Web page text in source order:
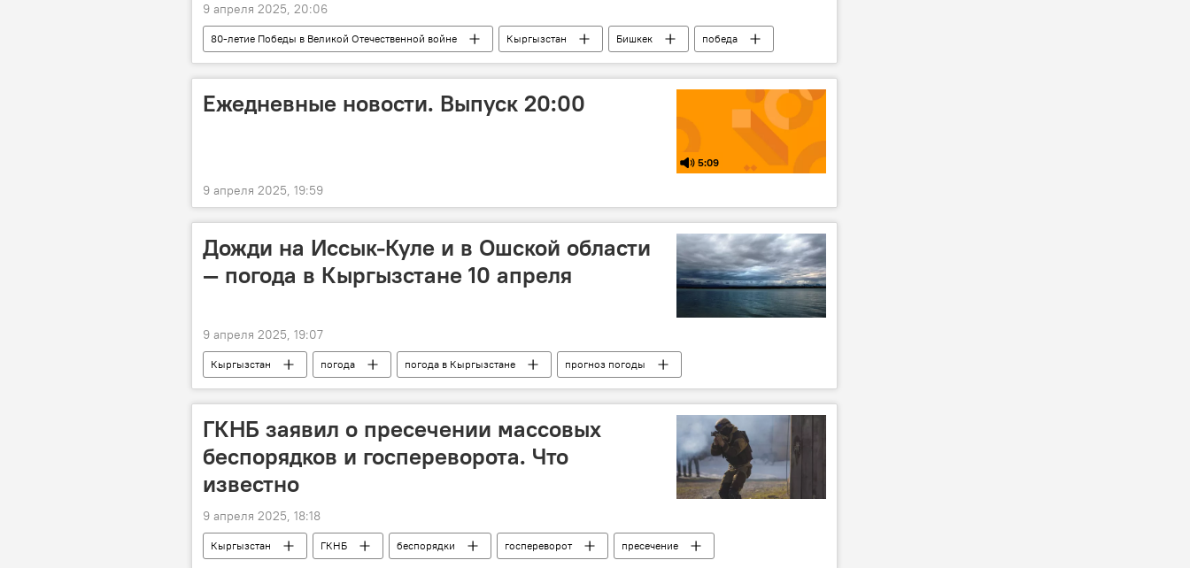
9 апреля 2025, 20:06
80-летие Победы в Великой Отечественной войне Кыргызстан Бишкек
победа
Великая Отечественная война
память Сергей Вакунов Марат Иманкулов
Ежедневные новости. Выпуск 20:00
5:09
9 апреля 2025, 19:59
Дожди на Иссык-Куле и в Ошской области
— погода в Кыргызстане 10 апреля
9 апреля 2025, 19:07
Кыргызстан погода погода в Кыргызстане прогноз погоды
ГКНБ заявил о пресечении массовых
беспорядков и госпереворота. Что
известно
9 апреля 2025, 18:18
Кыргызстан ГКНБ беспорядки госпереворот пресечение